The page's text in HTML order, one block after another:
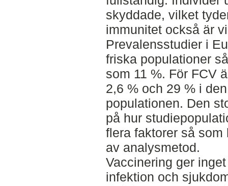
skyddade, vilket
immunitet också är
Prevalensstudier i
friska populationer
som 11 %. För FCV
2,6 % och 29 % i
populationen. Den
på hur
flera faktorer så
av analysmetod.
Vaccinering ger
infektion och